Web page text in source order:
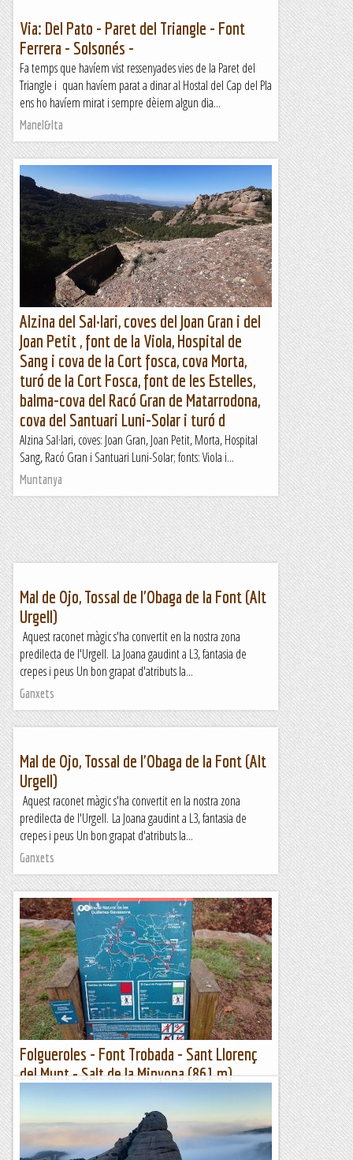
Via: Del Pato - Paret del Triangle - Font
Ferrera - Solsonés -
Fa temps que havíem vist ressenyades vies de la Paret del
Triangle i quan havíem parat a dinar al Hostal del Cap del Pla
ens ho havíem mirat i sempre dèiem algun dia...
Manel&Ita
Alzina del Sal·lari, coves del Joan Gran i del
Joan Petit , font de la Viola, Hospital de
Sang i cova de la Cort fosca, cova Morta,
turó de la Cort Fosca, font de les Estelles,
balma-cova del Racó Gran de Matarrodona,
cova del Santuari Luni-Solar i turó d
Alzina Sal·lari, coves: Joan Gran, Joan Petit, Morta, Hospital
Sang, Racó Gran i Santuari Luni-Solar; fonts: Viola i...
Muntanya
Mal de Ojo, Tossal de l'Obaga de la Font (Alt
Urgell)
Aquest raconet màgic s'ha convertit en la nostra zona
predilecta de l'Urgell. La Joana gaudint a L3, fantasia de
crepes i peus Un bon grapat d'atributs la...
Ganxets
Mal de Ojo, Tossal de l'Obaga de la Font (Alt
Urgell)
Aquest raconet màgic s'ha convertit en la nostra zona
predilecta de l'Urgell. La Joana gaudint a L3, fantasia de
crepes i peus Un bon grapat d'atributs la...
Ganxets
Folgueroles - Font Trobada - Sant Llorenç
del Munt - Salt de la Minyona (861 m)
Dissabte 17 de febrer de 2024Hora de sortida: ¾ de set del
matí. Ubicació: Comarca d’Osona. Temps aproximat: 5 h 15
min (16,3 km) Desnivell: 591 m...
Maifemcim.cat